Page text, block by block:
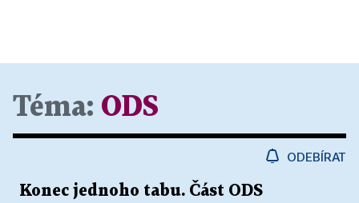
Téma: ODS
ODEBÍRAT
Konec jednoho tabu. Část ODS